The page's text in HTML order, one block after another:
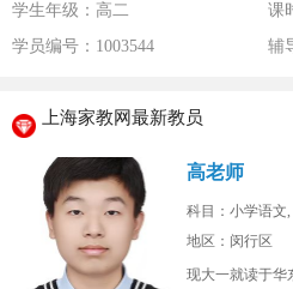
学生年级：高二
课
学员编号：1003544
辅
上海家教网最新教员
高老师
科目：小学语文
地区：闵行区
现大一就读于华